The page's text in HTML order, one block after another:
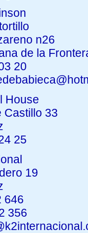
n26
de la
20
House
Castillo 33
25
19
646
356